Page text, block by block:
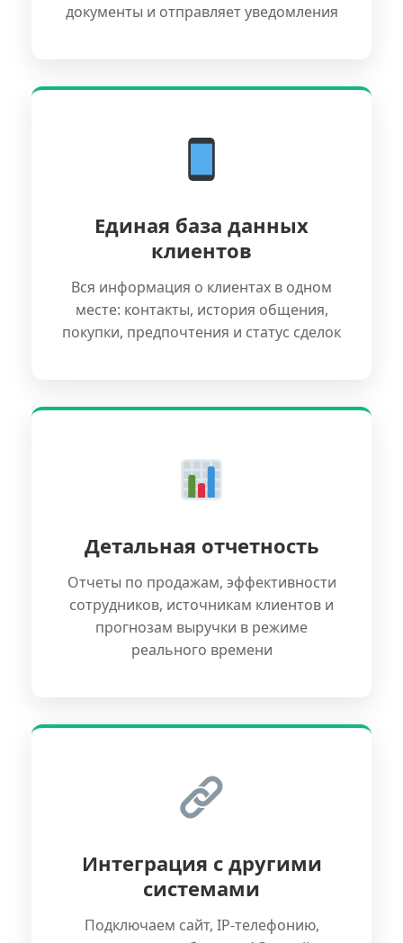
документы и отправляет уведомления
Единая база данных
клиентов
Вся информация о клиентах в одном
месте: контакты, история общения,
покупки, предпочтения и статус сделок
Детальная отчетность
Отчеты по продажам, эффективности
сотрудников, источникам клиентов и
прогнозам выручки в режиме
реального времени
Интеграция с другими
системами
Подключаем сайт, IP-телефонию,